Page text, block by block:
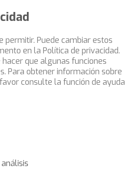
permitir. Puede cambiar estos
en la Política de privacidad.
que algunas funciones
Para obtener información sobre
consulte la función de ayuda